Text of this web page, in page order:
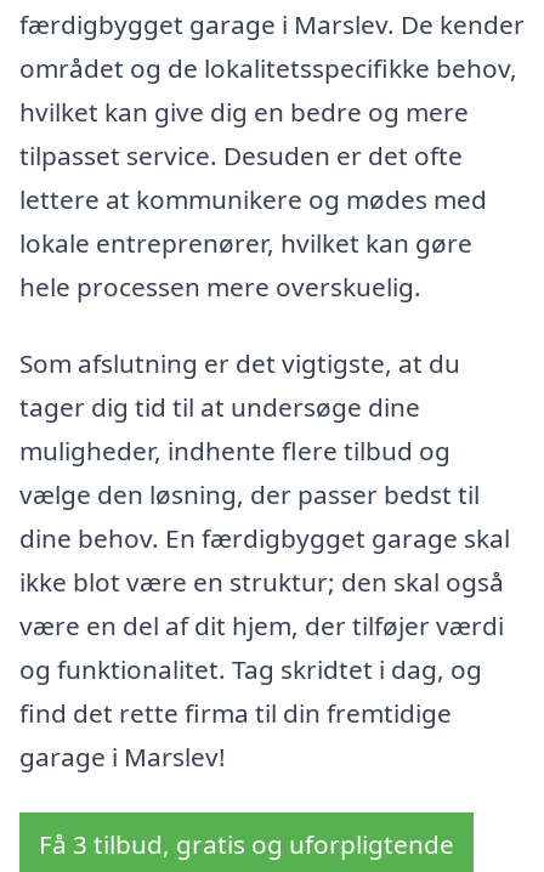
færdigbygget garage i Marslev. De kender
området og de lokalitetsspecifikke behov,
hvilket kan give dig en bedre og mere
tilpasset service. Desuden er det ofte
lettere at kommunikere og mødes med
lokale entreprenører, hvilket kan gøre
hele processen mere overskuelig.
Som afslutning er det vigtigste, at du
tager dig tid til at undersøge dine
muligheder, indhente flere tilbud og
vælge den løsning, der passer bedst til
dine behov. En færdigbygget garage skal
ikke blot være en struktur; den skal også
være en del af dit hjem, der tilføjer værdi
og funktionalitet. Tag skridtet i dag, og
find det rette firma til din fremtidige
garage i Marslev!
Få 3 tilbud, gratis og uforpligtende